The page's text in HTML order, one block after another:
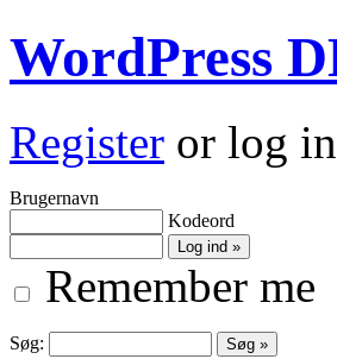
WordPress
Register or log
Brugernavn
Kodeord
Remember me
Søg: